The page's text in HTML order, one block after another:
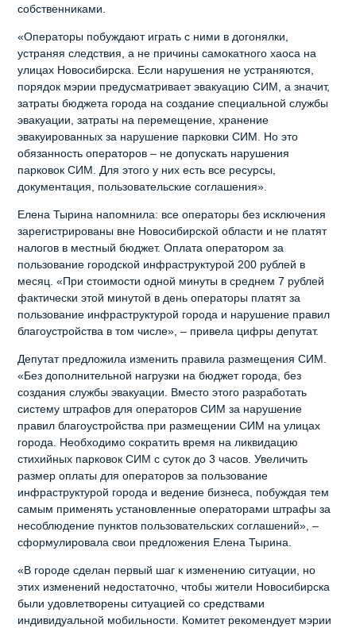
собственниками.
«Операторы побуждают играть с ними в догонялки,
устраняя следствия, а не причины самокатного хаоса на
улицах Новосибирска. Если нарушения не устраняются,
порядок мэрии предусматривает эвакуацию СИМ, а значит,
затраты бюджета города на создание специальной службы
эвакуации, затраты на перемещение, хранение
эвакуированных за нарушение парковки СИМ. Но это
обязанность операторов – не допускать нарушения
парковок СИМ. Для этого у них есть все ресурсы,
документация, пользовательские соглашения».
Елена Тырина напомнила: все операторы без исключения
зарегистрированы вне Новосибирской области и не платят
налогов в местный бюджет. Оплата оператором за
пользование городской инфраструктурой 200 рублей в
месяц. «При стоимости одной минуты в среднем 7 рублей
фактически этой минутой в день операторы платят за
пользование инфраструктурой города и нарушение правил
благоустройства в том числе», – привела цифры депутат.
Депутат предложила изменить правила размещения СИМ.
«Без дополнительной нагрузки на бюджет города, без
создания службы эвакуации. Вместо этого разработать
систему штрафов для операторов СИМ за нарушение
правил благоустройства при размещении СИМ на улицах
города. Необходимо сократить время на ликвидацию
стихийных парковок СИМ с суток до 3 часов. Увеличить
размер оплаты для операторов за пользование
инфраструктурой города и ведение бизнеса, побуждая тем
самым применять установленные операторами штрафы за
несоблюдение пунктов пользовательских соглашений», –
сформулировала свои предложения Елена Тырина.
«В городе сделан первый шаг к изменению ситуации, но
этих изменений недостаточно, чтобы жители Новосибирска
были удовлетворены ситуацией со средствами
индивидуальной мобильности. Комитет рекомендует мэрии